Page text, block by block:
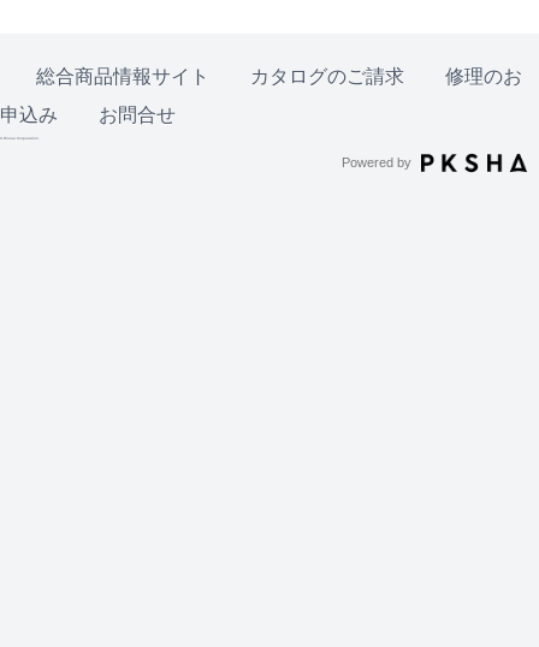
総合商品情報サイト カタログのご請求
修理のお
申込み
お問合せ
© Rinnai Corporation.
Powered by